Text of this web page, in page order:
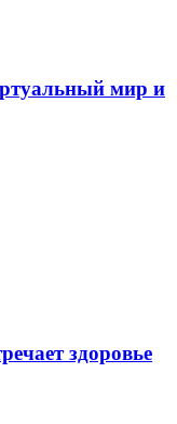
мир и
здоровье